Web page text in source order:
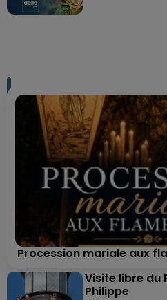
Procession mariale aux
Visite libre du
Philippe